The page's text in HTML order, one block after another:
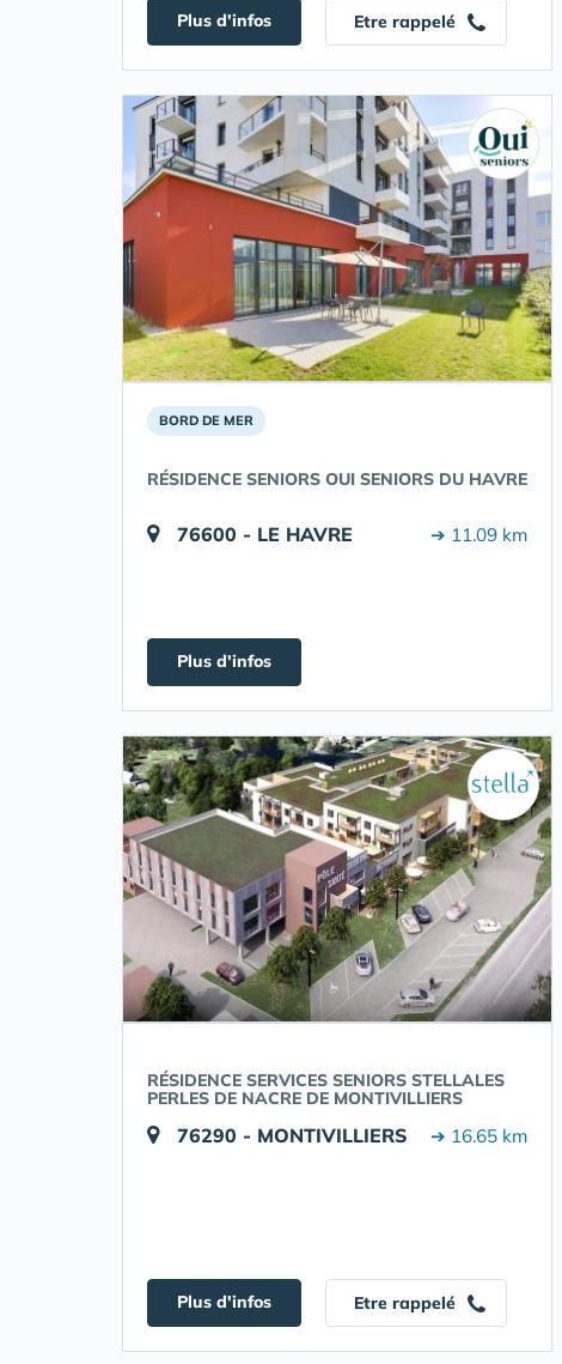
Plus d'infos Etre rappelé
BORD DE MER
RÉSIDENCE SENIORS OUI SENIORS DU HAVRE
76600 - LE HAVRE ➔ 11.09 km
Plus d'infos
RÉSIDENCE SERVICES SENIORS STELLALES
PERLES DE NACRE DE MONTIVILLIERS
76290 - MONTIVILLIERS ➔ 16.65 km
Plus d'infos Etre rappelé